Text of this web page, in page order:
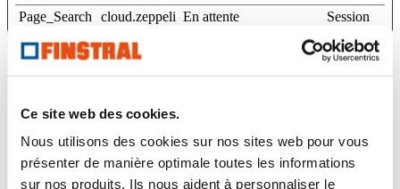
Ce site web des cookies.
Nous utilisons des cookies sur nos sites web pour vous
présenter de manière optimale toutes les informations
sur nos produits. Ils nous aident à personnaliser le
Page_Search
cloud.zeppeli En attente Session
PageConfig
%5FHttpFirs
k [x2]
www.finstral
.com
.studio
400 jours
_id
fonctionnalité de
réservation du site web.